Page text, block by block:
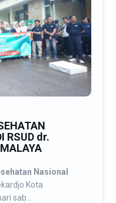
RSUD dr.
Nasional
Kota
sab...